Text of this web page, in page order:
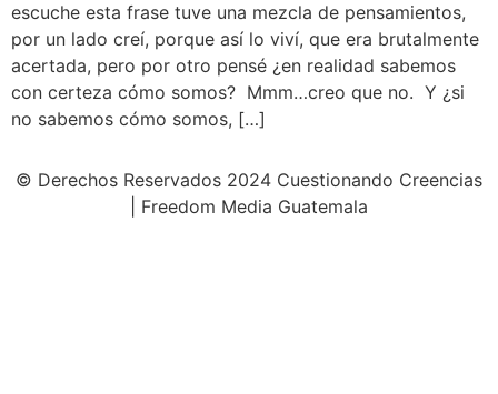
escuche esta frase tuve una mezcla de pensamientos,
por un lado creí, porque así lo viví, que era brutalmente
acertada, pero por otro pensé ¿en realidad sabemos
con certeza cómo somos? Mmm…creo que no. Y ¿si
no sabemos cómo somos, […]
© Derechos Reservados 2024 Cuestionando Creencias
| Freedom Media Guatemala